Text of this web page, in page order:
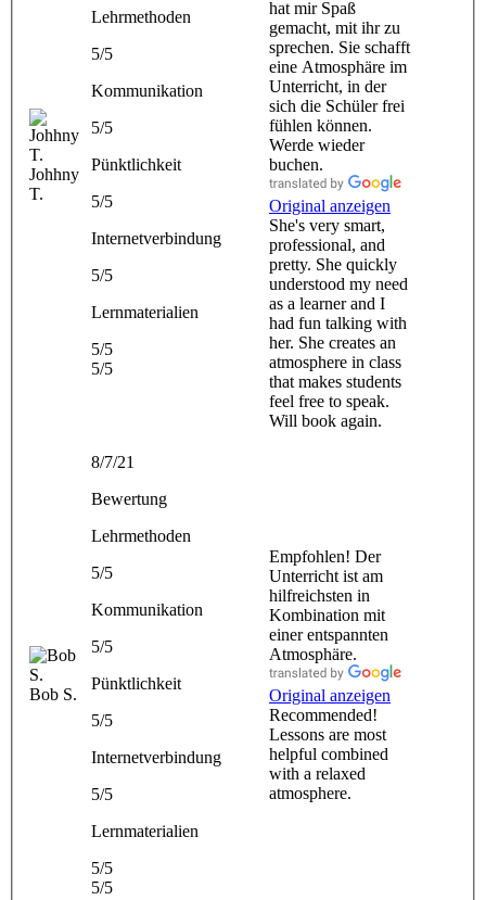
Johhny
T.
Lehrmethoden
5/5
Kommunikation
5/5
Pünktlichkeit
5/5
Internetverbindung
5/5
Lernmaterialien
5/5
5/5
hat mir Spaß
gemacht, mit ihr zu
sprechen. Sie schafft
eine Atmosphäre im
Unterricht, in der
sich die Schüler frei
fühlen können.
Werde wieder
buchen.
Original anzeigen
She's very smart,
professional, and
pretty. She quickly
understood my need
as a learner and I
had fun talking with
her. She creates an
atmosphere in class
that makes students
feel free to speak.
Will book again.
Bob S.
8/7/21
Bewertung
Lehrmethoden
5/5
Kommunikation
5/5
Pünktlichkeit
5/5
Internetverbindung
5/5
Lernmaterialien
5/5
5/5
Empfohlen! Der
Unterricht ist am
hilfreichsten in
Kombination mit
einer entspannten
Atmosphäre.
Original anzeigen
Recommended!
Lessons are most
helpful combined
with a relaxed
atmosphere.